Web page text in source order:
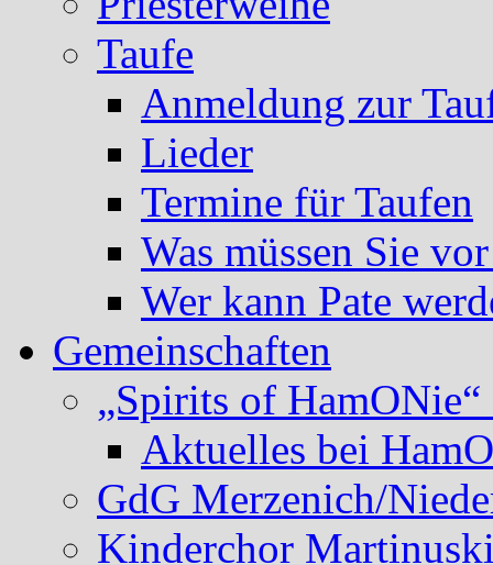
Taufe
Anmeldung zur
Lieder
Termine für Taufen
Was müssen Sie
Wer kann Pate
Gemeinschaften
„Spirits of HamONie“
Aktuelles bei
GdG Merzenich/
Kinderchor